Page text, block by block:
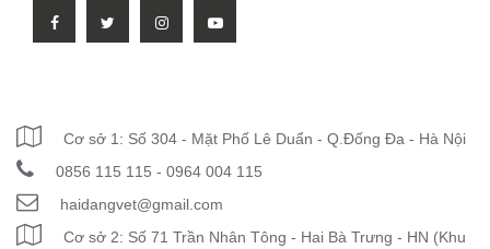
Cơ sở 1: Số 304 - Mặt Phố Lê Duẩn - Q.Đống Đa - Hà Nội
0856 115 115 - 0964 004 115
haidangvet@gmail.com
Cơ sở 2: Số 71 Trần Nhân Tông - Hai Bà Trưng - HN (Khu